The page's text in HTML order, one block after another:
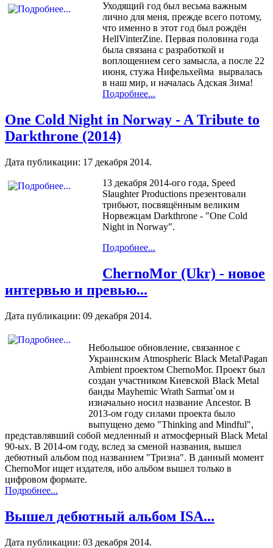
Уходящий год был весьма важным
лично для меня, прежде всего потому,
что именно в этот год был рождён
HellVinterZine. Первая половина года
была связана с разработкой и
воплощением сего замысла, а после 22
июня, стужа Нифельхейма вырвалась
в наш мир, и началась Адская Зима!
Подробнее...
One Cold Night in Norway​ -​ A Tribute to
Darkthrone (2014)
Дата публикации: 17 декабря 2014.
13 декабря 2014-ого года, Speed
Slaughter Productions презентовали
трибьют, посвящённым великим
Норвежцам Darkthrone - "One Cold
Night in Norway".
Подробнее...
ChernoMor (Ukr) - новое
интервью и превью...
Дата публикации: 09 декабря 2014.
Небольшое обновление, связанное с
Украинским Atmospheric Black Metal\Pagan
Ambient проектом ChernoMor. Проект был
создан участником Киевской Black Metal
банды Mayhemic Wrath Sarmat`ом и
изначально носил название Ancestor. В
2013-ом году силами проекта было
выпущено демо "Thinking and Mindful",
представлявший собой медленный и атмосферный Black Metal
90-ых. В 2014-ом году, вслед за сменой названия, вышел
дебютный альбом под названием "Тризна". В данный момент
ChernoMor ищет издателя, ибо альбом вышел только в
цифровом формате.
Подробнее...
Вышел дебютный альбом ISA...
Дата публикации: 03 декабря 2014.